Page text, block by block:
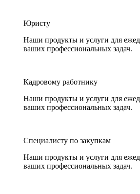
Юристу
Наши продукты и услуги для
ваших профессиональных задач.
Кадровому работнику
Наши продукты и услуги для
ваших профессиональных задач.
Специалисту по закупкам
Наши продукты и услуги для
ваших профессиональных задач.